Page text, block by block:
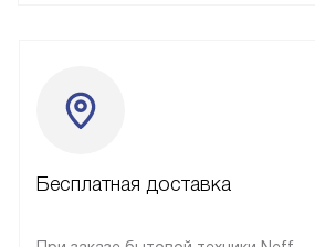
Бесплатная доставка